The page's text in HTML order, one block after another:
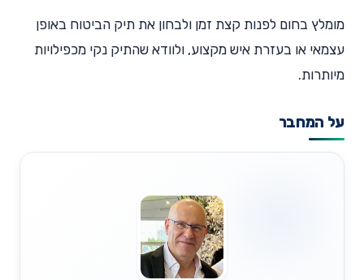
מומלץ בחום לפנות קצת זמן ולבחון את תיק הביטוח באופן
עצמאי או בעזרת איש מקצוע, ולוודא שהתיק נקי מכפילויות
מיותרות.
על המחבר